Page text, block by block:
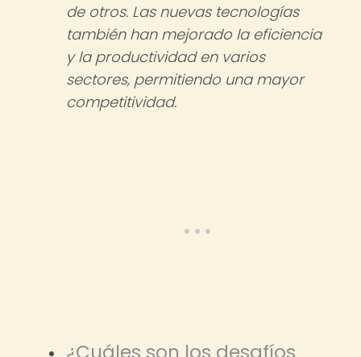
de otros. Las nuevas tecnologías
también han mejorado la eficiencia
y la productividad en varios
sectores, permitiendo una mayor
competitividad.